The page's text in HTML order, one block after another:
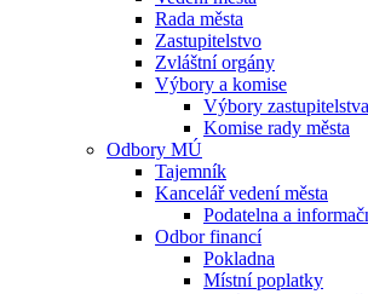
Rada města
Zastupitelstvo
Zvláštní orgány
Výbory a komise
Výbory zastupitelstva
Komise rady města
Odbory MÚ
Tajemník
Kancelář vedení města
Podatelna a
Odbor financí
Pokladna
Místní poplatky